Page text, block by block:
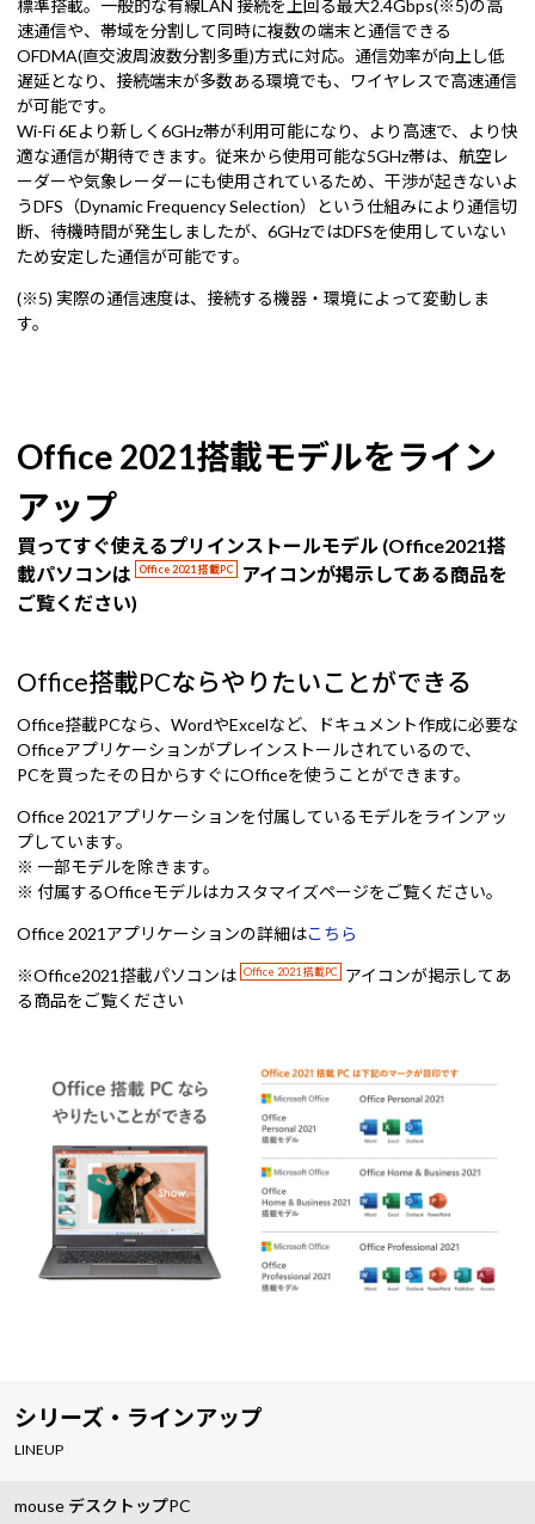
標準搭載。一般的な有線LAN 接続を上回る最大2.4Gbps(※5)の高
速通信や、帯域を分割して同時に複数の端末と通信できる
OFDMA(直交波周波数分割多重)方式に対応。通信効率が向上し低
遅延となり、接続端末が多数ある環境でも、ワイヤレスで高速通信
が可能です。
Wi-Fi 6Eより新しく6GHz帯が利用可能になり、より高速で、より快
適な通信が期待できます。従来から使用可能な5GHz帯は、航空レ
ーダーや気象レーダーにも使用されているため、干渉が起きないよ
うDFS（Dynamic Frequency Selection）という仕組みにより通信切
断、待機時間が発生しましたが、6GHzではDFSを使用していない
ため安定した通信が可能です。
(※5) 実際の通信速度は、接続する機器・環境によって変動しま
す。
Office 2021搭載モデルをライン
アップ
買ってすぐ使えるプリインストールモデル (Office2021搭
載パソコンは
Office 2021 搭載PC
アイコンが掲示してある商品を
ご覧ください)
Office搭載PCならやりたいことができる
Office搭載PCなら、WordやExcelなど、ドキュメント作成に必要な
Officeアプリケーションがプレインストールされているので、
PCを買ったその日からすぐにOfficeを使うことができます。
Office 2021アプリケーションを付属しているモデルをラインアッ
プしています。
※ 一部モデルを除きます。
※ 付属するOfficeモデルはカスタマイズページをご覧ください。
Office 2021アプリケーションの詳細はこちら
※Office2021搭載パソコンは Office 2021 搭載PC
アイコンが掲示してあ
る商品をご覧ください
シリーズ・ラインアップ
LINEUP
mouse デスクトップPC